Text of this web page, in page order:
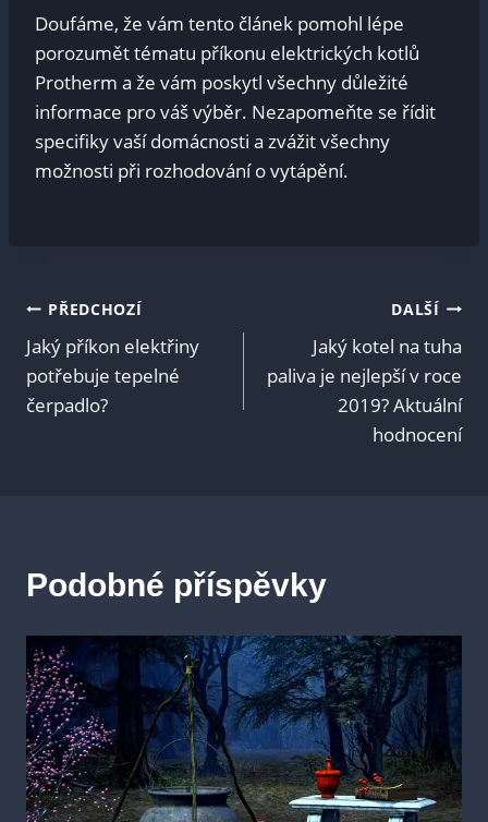
Doufáme, že vám tento článek pomohl lépe
porozumět tématu příkonu elektrických kotlů
Protherm a že vám poskytl všechny důležité
informace pro váš výběr. Nezapomeňte se řídit
specifiky vaší domácnosti a zvážit všechny
možnosti při rozhodování o vytápění.
Navigace
pro
příspěvek
PŘEDCHOZÍ
Jaký příkon elektřiny
potřebuje tepelné
čerpadlo?
DALŠÍ
Jaký kotel na tuha
paliva je nejlepší v roce
2019? Aktuální
hodnocení
Podobné příspěvky